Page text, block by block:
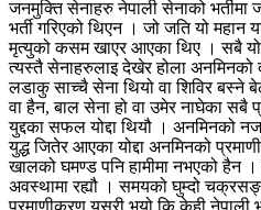
जनमुक्ति सेनाहरु नेपाली सेनाको भर्तीमा
भर्ती गरिएको थिएन । जो जति यो महान
मृत्युको कसम खाएर आएका थिए । सबै
त्यस्तै सेनाहरुलाइ देखेर होला अनमिनको
लडाकु साच्चै सेना थियो वा शिविर बस्ने
वा हैन, बाल सेना हो वा उमेर नाघेका सबै
युद्दका सफल योद्दा थियौ । अनमिनको
युद्ध जितेर आएका योद्दा अनमिनको
खालको घमण्ड पनि हामीमा नभएको हैन ।
अवस्थामा रह्यौ । समयको घुम्दो
प्रमाणीकरण यसरी भयो कि केही नेपाली